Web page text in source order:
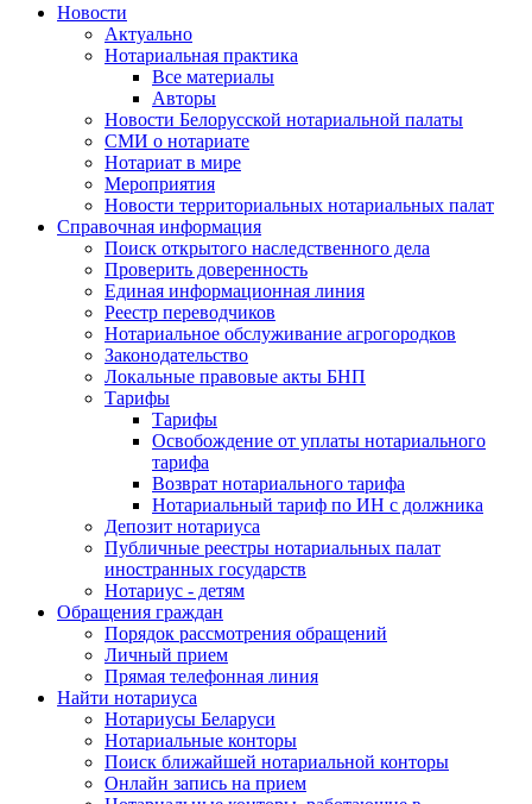
Новости
Актуально
Нотариальная практика
Все материалы
Авторы
Новости Белорусской нотариальной палаты
СМИ о нотариате
Нотариат в мире
Мероприятия
Новости территориальных нотариальных палат
Справочная информация
Поиск открытого наследственного дела
Проверить доверенность
Единая информационная линия
Реестр переводчиков
Нотариальное обслуживание агрогородков
Законодательство
Локальные правовые акты БНП
Тарифы
Тарифы
Освобождение от уплаты нотариального
тарифа
Возврат нотариального тарифа
Нотариальный тариф по ИН с должника
Депозит нотариуса
Публичные реестры нотариальных палат
иностранных государств
Нотариус - детям
Обращения граждан
Порядок рассмотрения обращений
Личный прием
Прямая телефонная линия
Найти нотариуса
Нотариусы Беларуси
Нотариальные конторы
Поиск ближайшей нотариальной конторы
Онлайн запись на прием